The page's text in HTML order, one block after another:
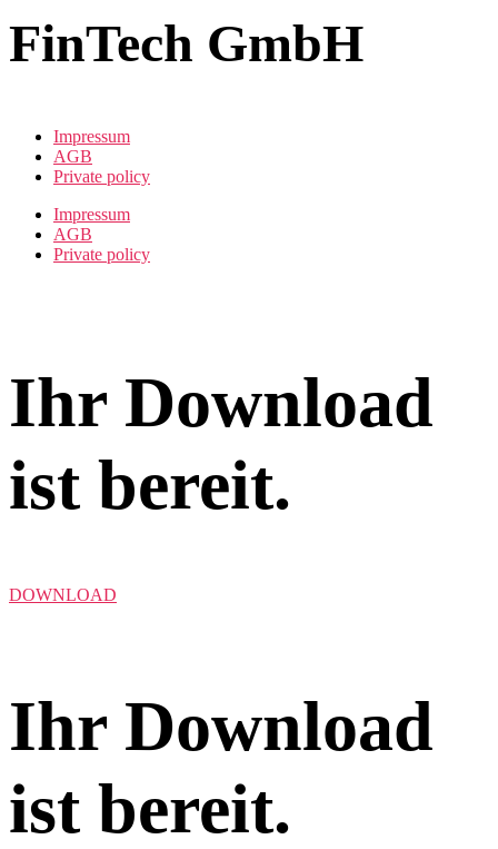
FinTech GmbH
Impressum
AGB
Private policy
Impressum
AGB
Private policy
Ihr Download
ist bereit.
DOWNLOAD
Ihr Download
ist bereit.